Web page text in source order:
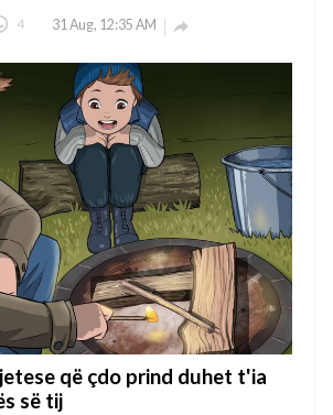
4 31 Aug, 12:35 AM 
që çdo prind duhet t'ia
së tij